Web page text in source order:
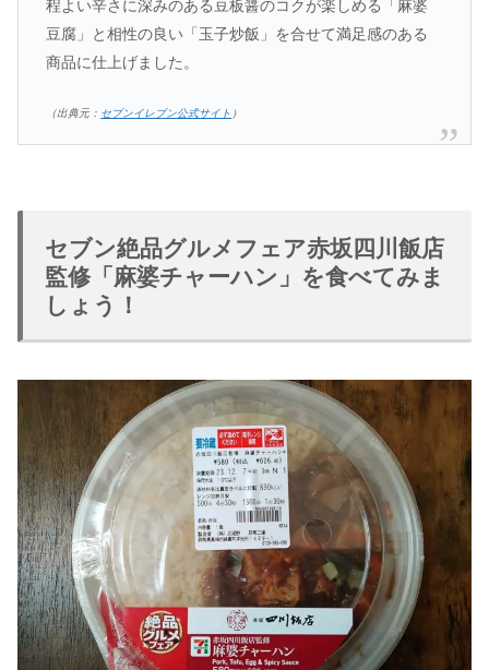
程よい辛さに深みのある豆板醤のコクが楽しめる「麻婆
豆腐」と相性の良い「玉子炒飯」を合せて満足感のある
商品に仕上げました。
（出典元： セブンイレブン公式サイト ）
セブン絶品グルメフェア赤坂四川飯店
監修「麻婆チャーハン」を食べてみま
しょう！